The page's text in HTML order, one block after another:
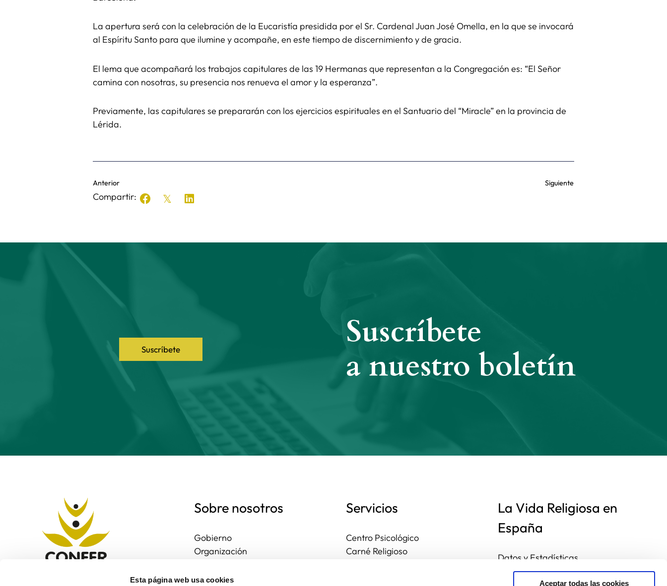
Esta página web usa cookies Aceptar todas las cookies
La apertura será con la celebración de la Eucaristía presidida por el Sr. Cardenal Juan José Omella, en la que se invocará
al Espíritu Santo para que ilumine y acompañe, en este tiempo de discernimiento y de gracia.
El lema que acompañará los trabajos capitulares de las 19 Hermanas que representan a la Congregación es: “El Señor
camina con nosotras, su presencia nos renueva el amor y la esperanza”.
Previamente, las capitulares se prepararán con los ejercicios espirituales en el Santuario del “Miracle” en la provincia de
Lérida.
Anterior Siguiente
Compartir:
Suscríbete
Suscríbete
a nuestro boletín
Sobre nosotros
Gobierno
Organización
Entornos seguros
Servicios
Centro Psicológico
Carné Religioso
La Vida Religiosa en
España
Datos y Estadísticas
Preguntas frecuentes